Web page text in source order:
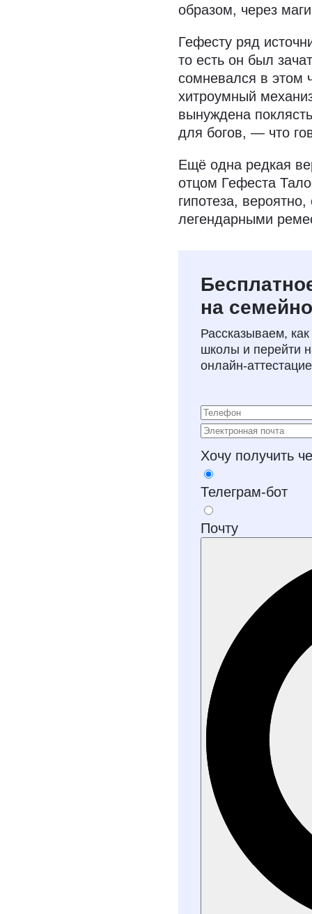
образом, через
Гефесту ряд
то есть он был
сомневался в этом
хитроумный
вынуждена
для богов, — что
Ещё одна редкая
отцом Гефеста
гипотеза, вероятно,
легендарными
на
Рассказываем,
школы и перейти
Хочу получить
Телеграм-бот
Почту